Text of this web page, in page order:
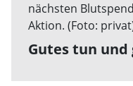
Gutes tun und